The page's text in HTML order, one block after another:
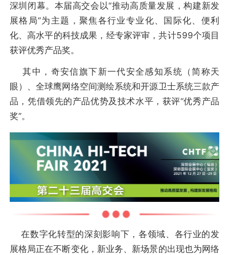
深圳闭幕。本届高交会以“推动高质量发展，构建新发
展格局”为主题，聚焦各行业专业化、国际化、便利
化、高水平的科技成果，经专家评审，共计599个项目
获评优秀产品奖。
其中，奇安信旗下新一代安全感知系统（简称天
眼）、全球鹰网络空间测绘系统和开源卫士系统三款产
品，凭借领先的产品优势及技术水平，获评“优秀产品
奖”。
在数字化转型的深刻影响下，各领域、各行业的发
展格局正在不断变化，新业务、新场景的出现也为网络